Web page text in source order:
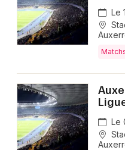
Le
Le